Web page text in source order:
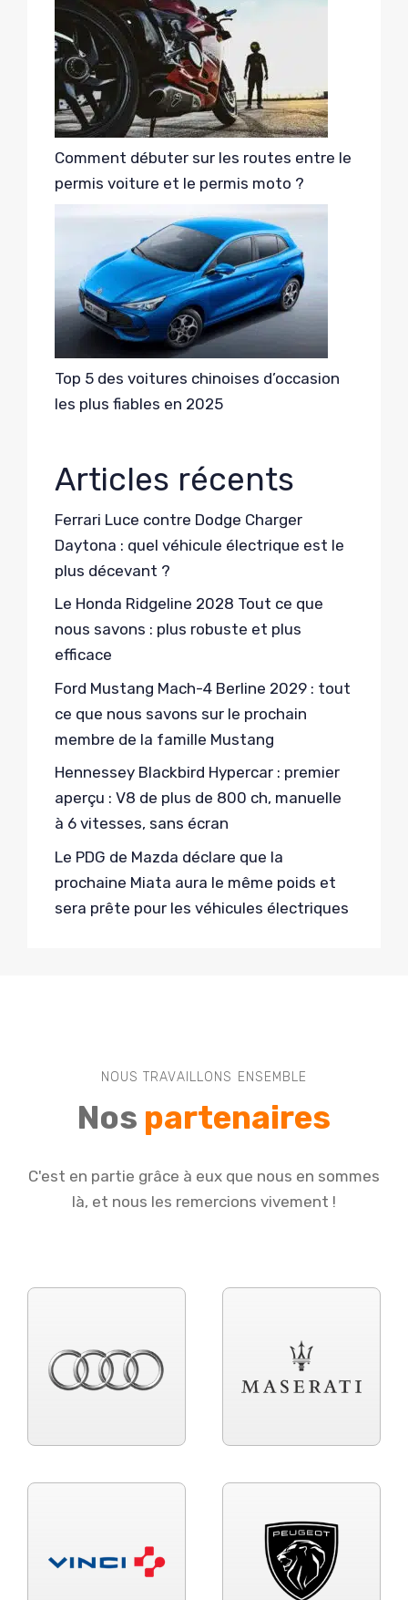
Comment débuter sur les routes entre le
permis voiture et le permis moto ?
Top 5 des voitures chinoises d’occasion
les plus fiables en 2025
Articles récents
Ferrari Luce contre Dodge Charger
Daytona : quel véhicule électrique est le
plus décevant ?
Le Honda Ridgeline 2028 Tout ce que
nous savons : plus robuste et plus
efficace
Ford Mustang Mach-4 Berline 2029 : tout
ce que nous savons sur le prochain
membre de la famille Mustang
Hennessey Blackbird Hypercar : premier
aperçu : V8 de plus de 800 ch, manuelle
à 6 vitesses, sans écran
Le PDG de Mazda déclare que la
prochaine Miata aura le même poids et
sera prête pour les véhicules électriques
NOUS TRAVAILLONS ENSEMBLE
Nos partenaires
C'est en partie grâce à eux que nous en sommes
là, et nous les remercions vivement !